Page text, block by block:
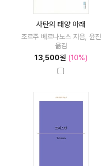
사탄의 태양 아래
조르주 베르나노스 지음, 윤진
옮김
13,500원 (10%)